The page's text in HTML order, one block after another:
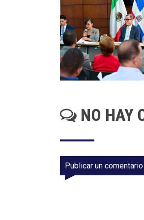
NO HAY
Publicar un comentario